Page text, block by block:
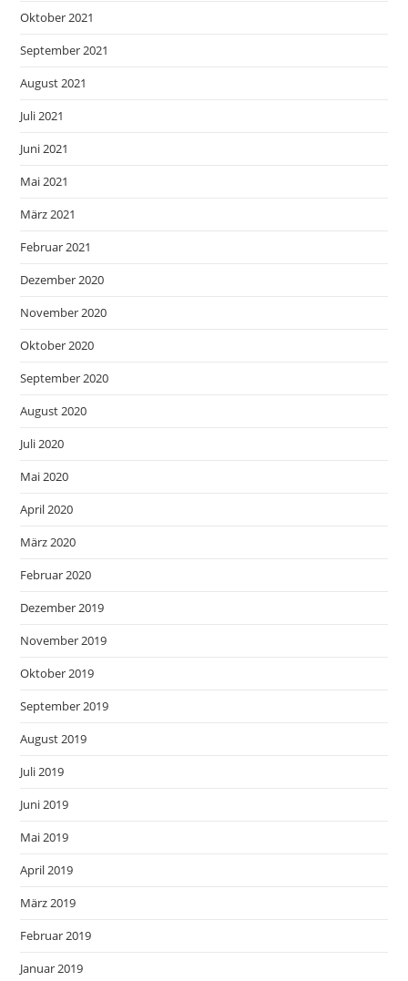
Oktober 2021
September 2021
August 2021
Juli 2021
Juni 2021
Mai 2021
März 2021
Februar 2021
Dezember 2020
November 2020
Oktober 2020
September 2020
August 2020
Juli 2020
Mai 2020
April 2020
März 2020
Februar 2020
Dezember 2019
November 2019
Oktober 2019
September 2019
August 2019
Juli 2019
Juni 2019
Mai 2019
April 2019
März 2019
Februar 2019
Januar 2019